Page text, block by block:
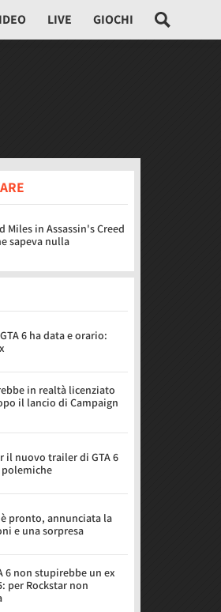
LIVE GIOCHI
Miles in Assassin's Creed
sapeva nulla
6 ha data e orario:
in realtà licenziato
il lancio di Campaign
il nuovo trailer di GTA 6
pronto, annunciata la
e una sorpresa
6 non stupirebbe un ex
per Rockstar non